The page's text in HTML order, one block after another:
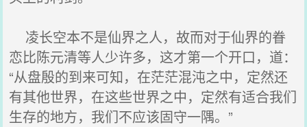
凌长空本不是仙界之人，故而对于仙界的眷
恋比陈元清等人少许多，这才第一个开口，道：
“从盘殷的到来可知，在茫茫混沌之中，定然还
有其他世界，在这些世界之中，定然有适合我们
生存的地方，我们不应该固守一隅。”